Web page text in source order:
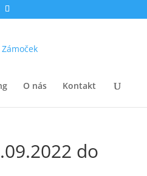
O nás Kontakt
do